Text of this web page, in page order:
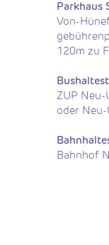
Parkhaus
Von-
120m zu
ZUP Neu-
oder
Bahnhof